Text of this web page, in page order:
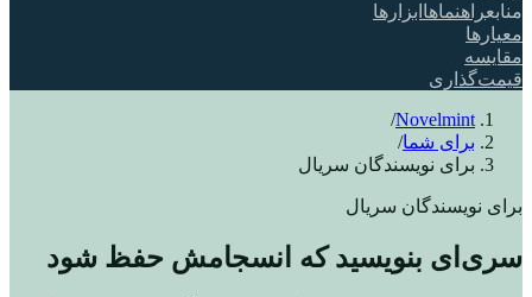
منابعراهنماها ابزارها
معیارها
مقایسه
قیمت‌گذاری
Novelmint
/
برای شما/
برای نویسندگان سریال
برای نویسندگان سریال
سری‌ای بنویسید که انسجامش حفظ شود